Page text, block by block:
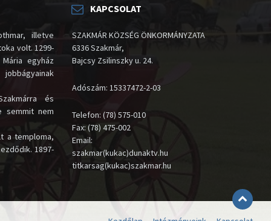
illetve
volt. 1299-
egyház
és
semmit nem
a temploma,
1897-
KAPCSOLAT
SZAKMÁR KÖZSÉG ÖNKORMÁNYZATA
6336 Szakmár,
Bajcsy Zsilinszky u. 24.
Adószám: 15337472-2-03
Telefon: (78) 575-010
Fax: (78) 475-002
Email:
szakmar(kukac)dunaktv.hu
titkarsag(kukac)szakmar.hu